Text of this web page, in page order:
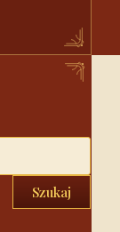
Szukaj